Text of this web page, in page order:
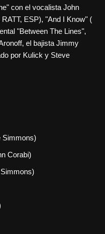
con el vocalista John
ESP), "And I Know" (
"Between The Lines",
el bajista Jimmy
por Kulick y Steve
Simmons)
Corabi)